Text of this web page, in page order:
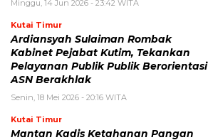
Minggu, 14 Jun 2026 - 23:42 WITA
Kutai Timur
Ardiansyah Sulaiman Rombak
Kabinet Pejabat Kutim, Tekankan
Pelayanan Publik Publik Berorientasi
ASN Berakhlak
Senin, 18 Mei 2026 - 20:16 WITA
Kutai Timur
Mantan Kadis Ketahanan Pangan